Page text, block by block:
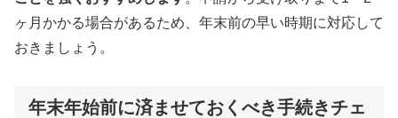
ヶ月かかる場合があるため、年末前の早い時期に対応して
おきましょう。
年末年始前に済ませておくべき手続きチェ